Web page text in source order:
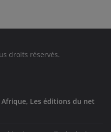
droits réservés.
Les éditions du net